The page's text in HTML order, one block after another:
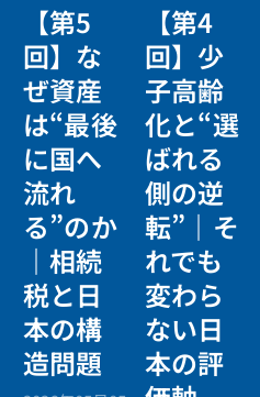
【第5
回】な
ぜ資産
は“最後
に国へ
流れ
る”のか
｜相続
税と日
本の構
造問題
【第4
回】少
子高齢
化と“選
ばれる
側の逆
転”｜そ
れでも
変わら
ない日
本の評